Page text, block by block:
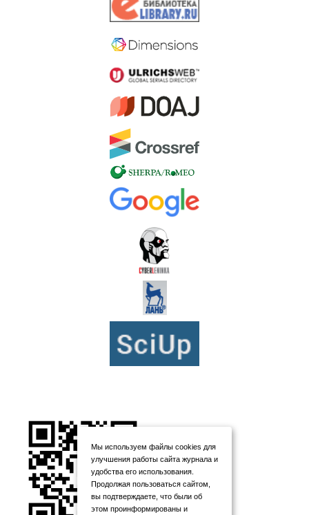
Мы используем файлы cookies для
улучшения работы сайта журнала и
удобства его использования.
Продолжая пользоваться сайтом,
вы подтверждаете, что были об
этом проинформированы и